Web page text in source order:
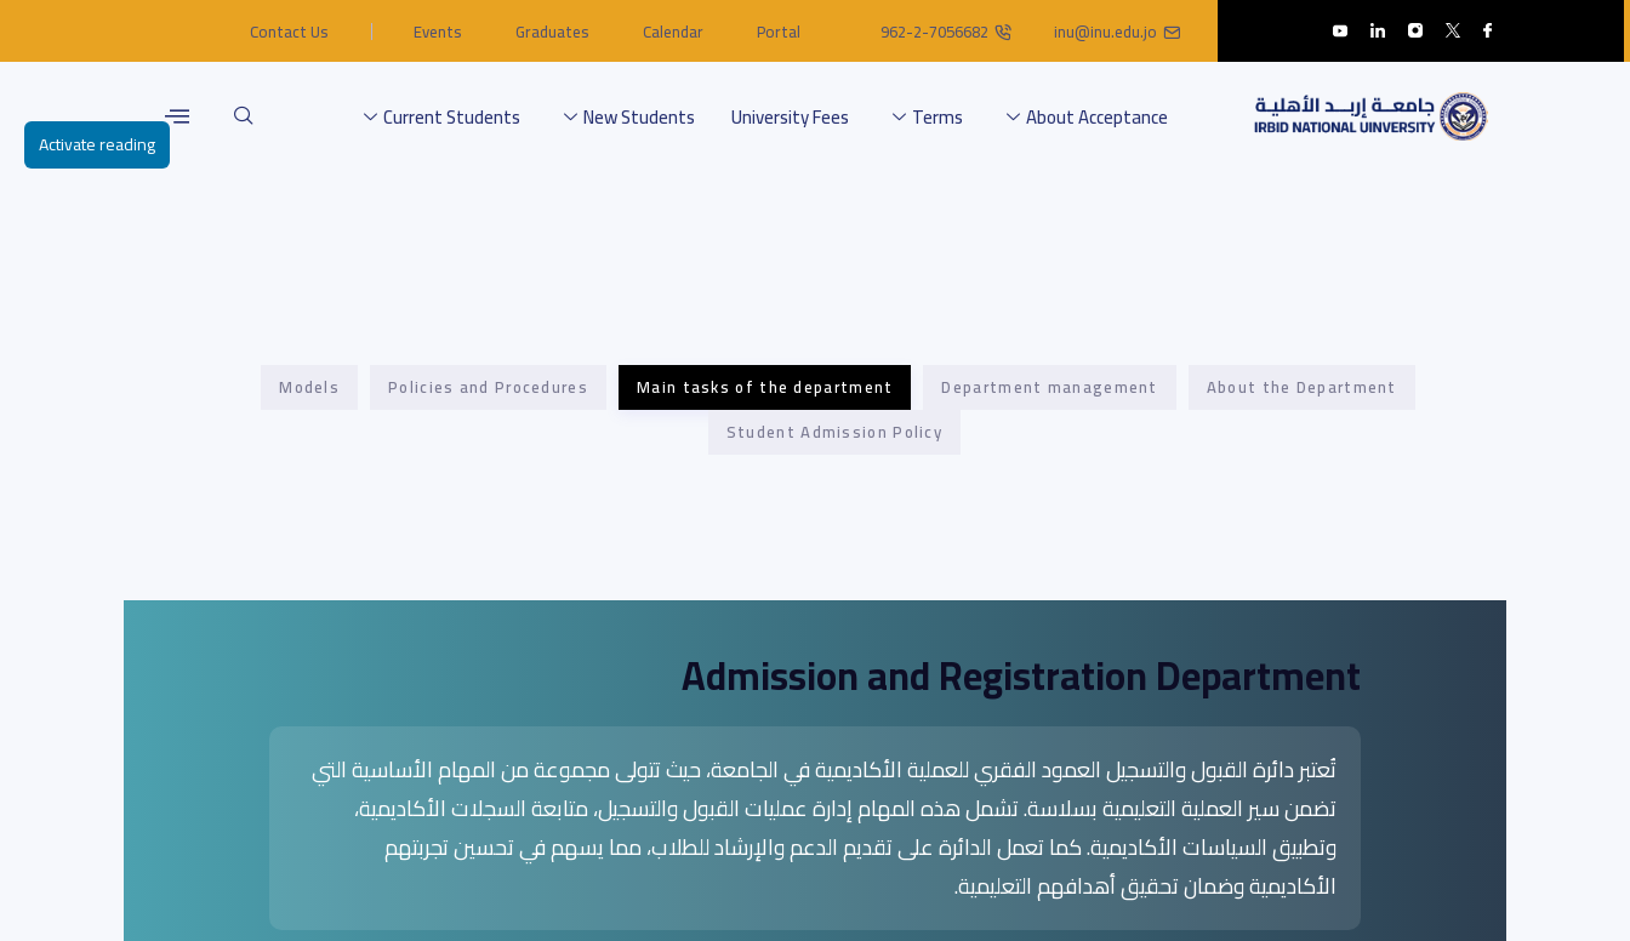
inu@inu.edu.jo
962-2-7056682
Portal
Calendar
Graduates
Events
Contact Us
About Acceptance
Terms
University Fees
New Students
Current Students
About the Department
Department management
Main tasks of the department
Policies and Procedures
Models
Student Admission Policy
Admission and Registration Department
تُعتبر دائرة القبول والتسجيل العمود الفقري للعملية الأكاديمية في الجامعة، حيث تتولى مجموعة من المهام الأساسية التي
تضمن سير العملية التعليمية بسلاسة. تشمل هذه المهام إدارة عمليات القبول والتسجيل، متابعة السجلات الأكاديمية،
وتطبيق السياسات الأكاديمية. كما تعمل الدائرة على تقديم الدعم والإرشاد للطلاب، مما يسهم في تحسين تجربتهم
الأكاديمية وضمان تحقيق أهدافهم التعليمية.
Activate reading